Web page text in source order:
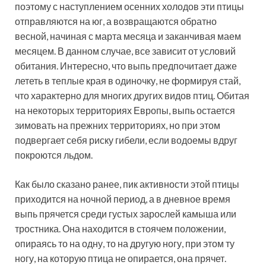
поэтому с наступлением осенних холодов эти птицы
отправляются на юг, а возвращаются обратно
весной, начиная с марта месяца и заканчивая маем
месяцем. В данном случае, все зависит от условий
обитания. Интересно, что выпь предпочитает даже
лететь в теплые края в одиночку, не формируя стай,
что характерно для многих других видов птиц. Обитая
на некоторых территориях Европы, выпь остается
зимовать на прежних территориях, но при этом
подвергает себя риску гибели, если водоемы вдруг
покроются льдом.
Как было сказано ранее, пик активности этой птицы
приходится на ночной период, а в дневное время
выпь прячется среди густых зарослей камыша или
тростника. Она находится в стоячем положении,
опираясь то на одну, то на другую ногу, при этом ту
ногу, на которую птица не опирается, она прячет.